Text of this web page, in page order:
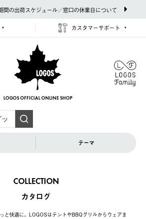
の出荷スケジュール／窓口の休業日について
カスタマーサポート
LOGOS OFFICIAL ONLINE SHOP
テーマ
COLLECTION
カタログ
と快適に。LOGOSはテントやBBQグリルからウェアま